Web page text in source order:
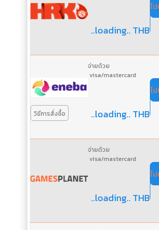
..loading.. THB
ไ
วิธีการสั่งซื้อ
จ่ายด้วย
visa/mastercard
..loading.. THB
ไ
จ่ายด้วย
visa/mastercard
..loading.. THB
ไ